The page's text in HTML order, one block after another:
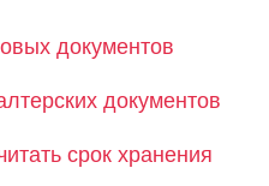
звонок
документов
документов
срок хранения